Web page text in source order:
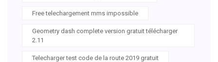
Free telechargement mms impossible
Geometry dash complete version gratuit télécharger
2.11
Telecharger test code de la route 2019 gratuit